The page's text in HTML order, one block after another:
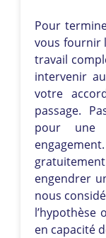
Pour
vous fournir
travail
intervenir
votre
passage.
pour une
engendrer
nous
l’hypothèse
en capacité